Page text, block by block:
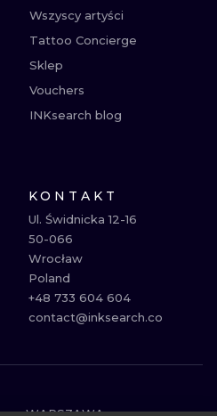
Wszyscy artyści
Tattoo Concierge
Sklep
Vouchers
INKsearch blog
KONTAKT
Ul. Świdnicka 12-16
50-066
Wrocław
Poland
+48 733 604 604
contact@inksearch.co